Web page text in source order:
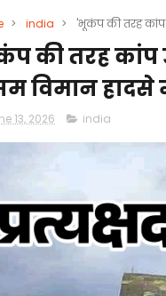
> india > 'भूकंप की तरह कांप
की तरह कांप
विमान हादसे
13, 2026 india